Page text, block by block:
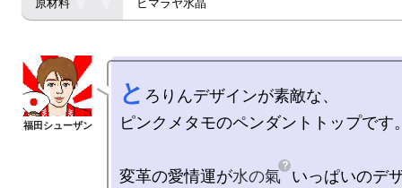
ヒマラヤ水晶
と ろりんデザインが素敵な、
ピンクメタモのペンダントトップです
変革の愛情運が水の氣 いっぱいのデ